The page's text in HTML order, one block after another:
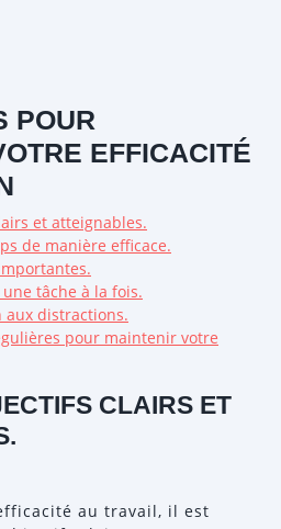
POUR
EFFICACITÉ
et atteignables.
de manière efficace.
tâche à la fois.
aux distractions.
pour maintenir votre
CLAIRS ET
au travail, il est